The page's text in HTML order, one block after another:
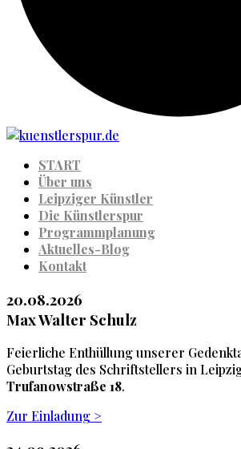
START
Über uns
Leipziger Künstler
Die Künstlerspur
Programmplanung
Aktuelles-Blog
Kontakt
20.08.2026
Max Walter Schulz
Feierliche Enthüllung unserer
Geburtstag des Schriftstellers in
Trufanowstraße 18.
Zur Einladung >